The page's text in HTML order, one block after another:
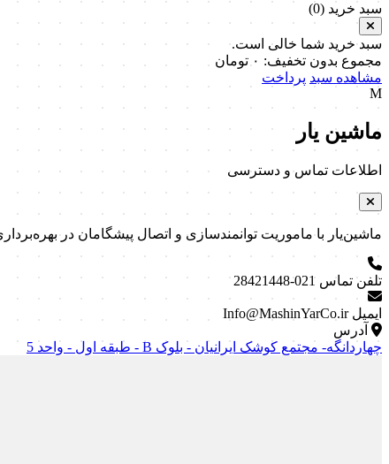
سبد خرید (0
)
سبد خرید شما خالی است.
مجموع بدون تخفیف: ۰ تومان
مشاهده سبد پرداخت
M
ماشین یار
اطلاعات تماس و دسترسی
ماشین‌یار با ماموریت توانمندسازی و اتصال پیشگامان در بهره‌برداری
تلفن تماس 021-28421448
ایمیل Info@MashinYarCo.ir
آدرس
چهاردانگه- مجتمع کوشک ایرانیان - بلوک B - طبقه اول - واحد 5